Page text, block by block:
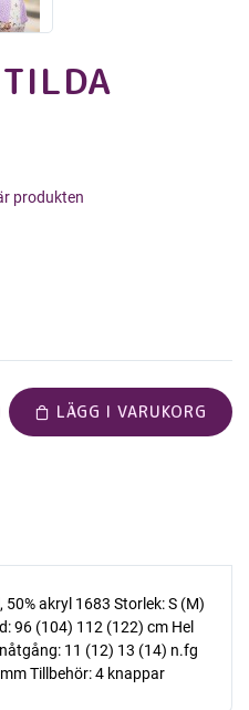
produkten
LÄGG I VARUKORG
akryl 1683 Storlek: S (M)
96 (104) 112 (122) cm Hel
11 (12) 13 (14) n.fg
Tillbehör: 4 knappar